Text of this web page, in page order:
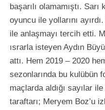
başarılı olamamıştı. Sarı
oyuncu ile yollarını
ile anlaşmayı tercih etti.
ısrarla isteyen Aydın
attı. Hem 2019 – 2020
sezonlarında bu kulübün
maçlarda aldığı sayılar
taraftarı; Meryem Boz’u